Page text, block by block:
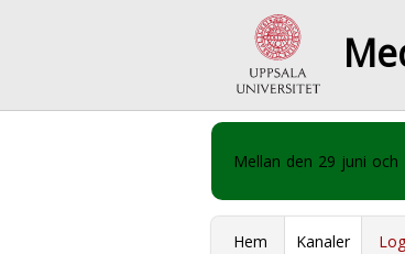
Mellan den 29 juni
Hem Kanaler